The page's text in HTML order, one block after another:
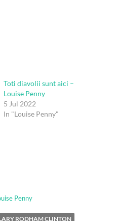
Toti diavolii sunt aici –
Louise Penny
5 Jul 2022
In "Louise Penny"
Penny
RODHAM CLINTON